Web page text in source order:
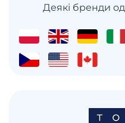
Деякі бренди